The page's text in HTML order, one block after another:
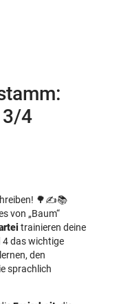
3/4
🌳✍️📚
von „Baum“
trainieren deine
4 das wichtige
den
sprachlich